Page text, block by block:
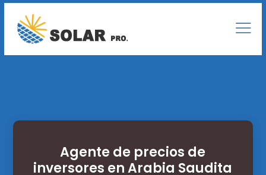
Agente de precios de
inversores en Arabia Saudita